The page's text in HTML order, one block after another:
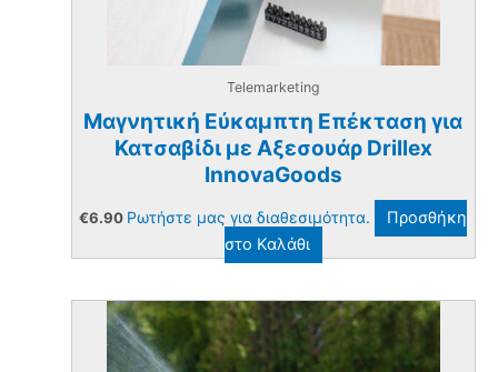
Telemarketing
Μαγνητική Εύκαμπτη Επέκταση για
Κατσαβίδι με Αξεσουάρ Drillex
InnovaGoods
€6.90 Ρωτήστε μας για διαθεσιμότητα.
Προσθήκη
στο Καλάθι